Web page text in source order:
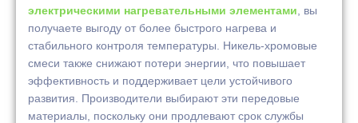
электрическими нагревательными элементами , вы
получаете выгоду от более быстрого нагрева и
стабильного контроля температуры. Никель-хромовые
смеси также снижают потери энергии, что повышает
эффективность и поддерживает цели устойчивого
развития. Производители выбирают эти передовые
материалы, поскольку они продлевают срок службы